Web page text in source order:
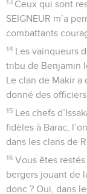
13 Ceux qui sont
SEIGNEUR m’a
combattants
14 Les vainqueurs
tribu de Benjamin
Le clan de Makir a
donné des officiers.
15 Les chefs
fidèles à Barac,
dans les clans de
16 Vous êtes
bergers jouant de
donc ? Oui, dans